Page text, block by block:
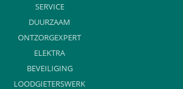
SERVICE
DUURZAAM
ONTZORGEXPERT
ELEKTRA
BEVEILIGING
LOODGIETERSWERK